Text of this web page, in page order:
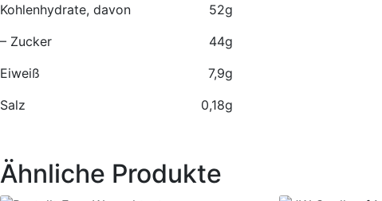
Kohlenhydrate, davon
52g
– Zucker
44g
Eiweiß
7,9g
Salz
0,18g
Ähnliche Produkte